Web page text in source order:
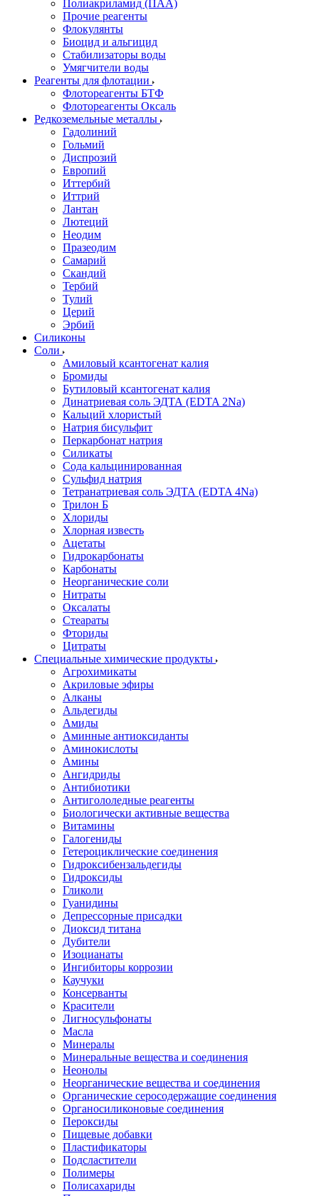
Полиакриламид (ПАА)
Прочие реагенты
Флокулянты
Биоцид и альгицид
Стабилизаторы воды
Умягчители воды
Реагенты для флотации
Флотореагенты БТФ
Флотореагенты Оксаль
Редкоземельные металлы
Гадолиний
Гольмий
Диспрозий
Европий
Иттербий
Иттрий
Лантан
Лютеций
Неодим
Празеодим
Самарий
Скандий
Тербий
Тулий
Церий
Эрбий
Силиконы
Соли
Амиловый ксантогенат калия
Бромиды
Бутиловый ксантогенат калия
Динатриевая соль ЭДТА (EDTA 2Na)
Кальций хлористый
Натрия бисульфит
Перкарбонат натрия
Силикаты
Сода кальцинированная
Сульфид натрия
Тетранатриевая соль ЭДТА (EDTA 4Na)
Трилон Б
Хлориды
Хлорная известь
Ацетаты
Гидрокарбонаты
Карбонаты
Неорганические соли
Нитраты
Оксалаты
Стеараты
Фториды
Цитраты
Специальные химические продукты
Агрохимикаты
Акриловые эфиры
Алканы
Альдегиды
Амиды
Аминные антиоксиданты
Аминокислоты
Амины
Ангидриды
Антибиотики
Антигололедные реагенты
Биологически активные вещества
Витамины
Галогениды
Гетероциклические соединения
Гидроксибензальдегиды
Гидроксиды
Гликоли
Гуанидины
Депрессорные присадки
Диоксид титана
Дубители
Изоцианаты
Ингибиторы коррозии
Каучуки
Консерванты
Красители
Лигносульфонаты
Масла
Минералы
Минеральные вещества и соединения
Неонолы
Неорганические вещества и соединения
Органические серосодержащие соединения
Органосиликоновые соединения
Пероксиды
Пищевые добавки
Пластификаторы
Подсластители
Полимеры
Полисахариды